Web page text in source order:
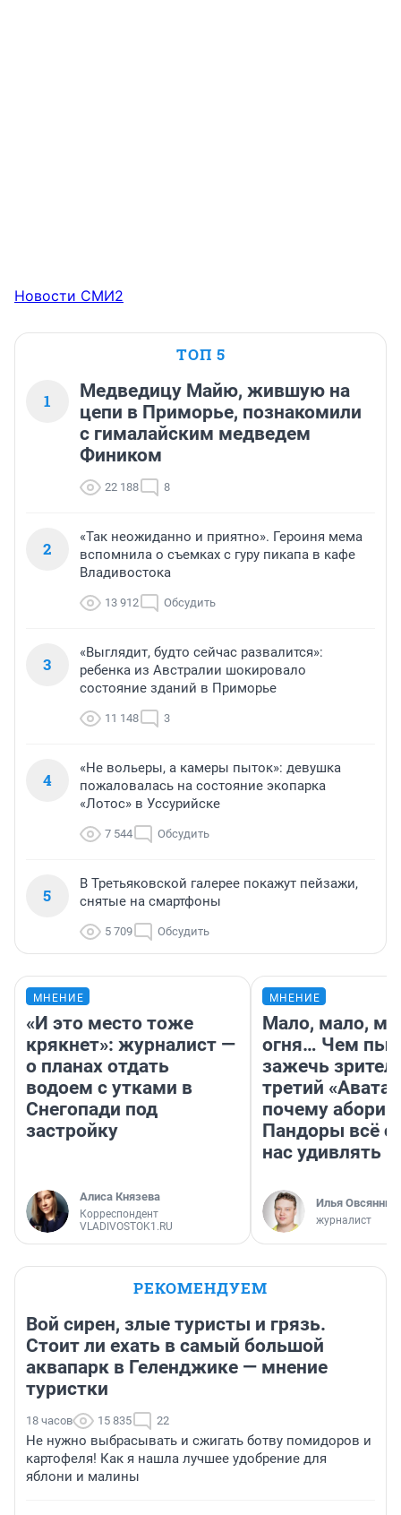
Новости СМИ2
ТОП 5
1
Медведицу Майю, жившую на
цепи в Приморье, познакомили
с гималайским медведем
Фиником
22 188 8
2
«Так неожиданно и приятно». Героиня мема
вспомнила о съемках с гуру пикапа в кафе
Владивостока
13 912 Обсудить
3
«Выглядит, будто сейчас развалится»:
ребенка из Австралии шокировало
состояние зданий в Приморье
11 148 3
4
«Не вольеры, а камеры пыток»: девушка
пожаловалась на состояние экопарка
«Лотос» в Уссурийске
7 544 Обсудить
5
В Третьяковской галерее покажут пейзажи,
снятые на смартфоны
5 709 Обсудить
МНЕНИЕ
«И это место тоже
крякнет»: журналист —
о планах отдать
водоем с утками в
Снегопади под
застройку
Алиса Князева
Корреспондент
VLADIVOSTOK1.RU
МНЕНИЕ
Мало, мало,
огня… Чем
зажечь
третий
почему
Пандоры всё
нас удивлять
Илья
журналист
РЕКОМЕНДУЕМ
Вой сирен, злые туристы и грязь.
Стоит ли ехать в самый большой
аквапарк в Геленджике — мнение
туристки
18 часов 15 835 22
Не нужно выбрасывать и сжигать ботву помидоров и
картофеля! Как я нашла лучшее удобрение для
яблони и малины